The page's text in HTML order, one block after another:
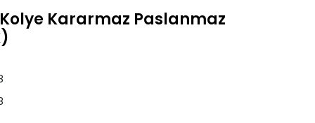
Kolye Kararmaz Paslanmaz